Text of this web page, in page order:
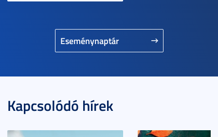
Eseménynaptár
Kapcsolódó hírek